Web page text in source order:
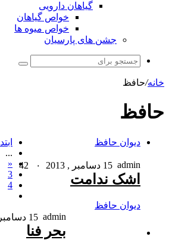
گیاهان دارویی
خواص گیاهان
خواص میوه ها
جشن های پارسیان
جستجو
خانه/حافظ
حافظ
دیوان حافظ
admin 15 دسامبر , 2013 ۰
اشک ندامت
دیوان حافظ
admin 15 دسامبر , 2013
بحر فنا
ابتدا
...
«
3
4